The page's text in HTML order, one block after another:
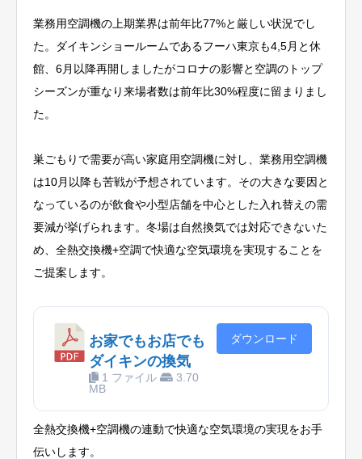
業務用空調機の上期業界は前年比77%と厳しい状況でし
た。ダイキンショールームであるフーハ東京も4,5月と休
館、6月以降再開しましたがコロナの影響と空調のトップ
シーズンが重なり来場者数は前年比30%程度に留まりまし
た。
巣ごもりで需要が高い家庭用空調機に対し、業務用空調機
は10月以降も苦戦が予想されています。その大きな要因と
なっているのが飲食や小型店舗を中心とした入れ替えの需
要減が挙げられます。冬場は自然換気では対応できないた
め、全熱交換機+空調で快適な空気環境を実現することを
ご提案します。
お家でもお店でも
ダイキンの換気
1 ファイル
3.70
MB
ダウンロード
全熱交換機+空調機の連動で快適な空気環境の実現をお手
伝いします。